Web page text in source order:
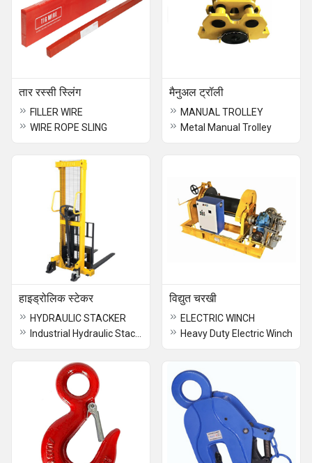
तार रस्सी स्लिंग
FILLER WIRE
WIRE ROPE SLING
मैनुअल ट्रॉली
MANUAL TROLLEY
Metal Manual Trolley
हाइड्रोलिक स्टेकर
HYDRAULIC STACKER
विद्युत चरखी
ELECTRIC WINCH
Heavy Duty Electric Winch